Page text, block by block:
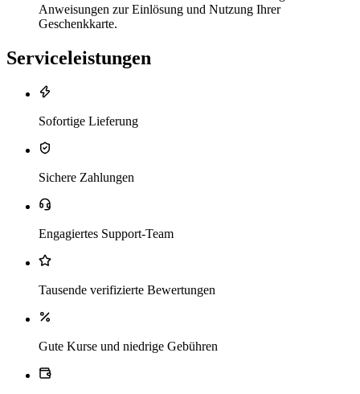
Anweisungen zur Einlösung und Nutzung Ihrer
Geschenkkarte.
Serviceleistungen
Sofortige Lieferung
Sichere Zahlungen
Engagiertes Support-Team
Tausende verifizierte Bewertungen
Gute Kurse und niedrige Gebühren